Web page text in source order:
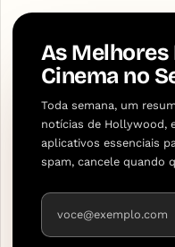
As
Cinema no
Toda semana, um
notícias de Hollywood,
aplicativos essenciais
spam, cancele quando
Endereço de e-mail